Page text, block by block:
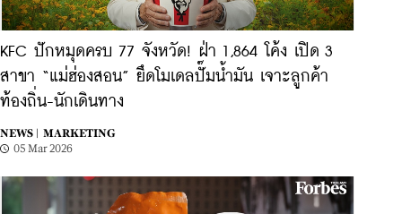
KFC ปักหมุดครบ 77 จังหวัด! ฝ่า 1,864 โค้ง เปิด 3
สาขา “แม่ฮ่องสอน” ยึดโมเดลปั๊มน้ำมัน เจาะลูกค้า
ท้องถิ่น-นักเดินทาง
NEWS |
MARKETING
05 Mar 2026